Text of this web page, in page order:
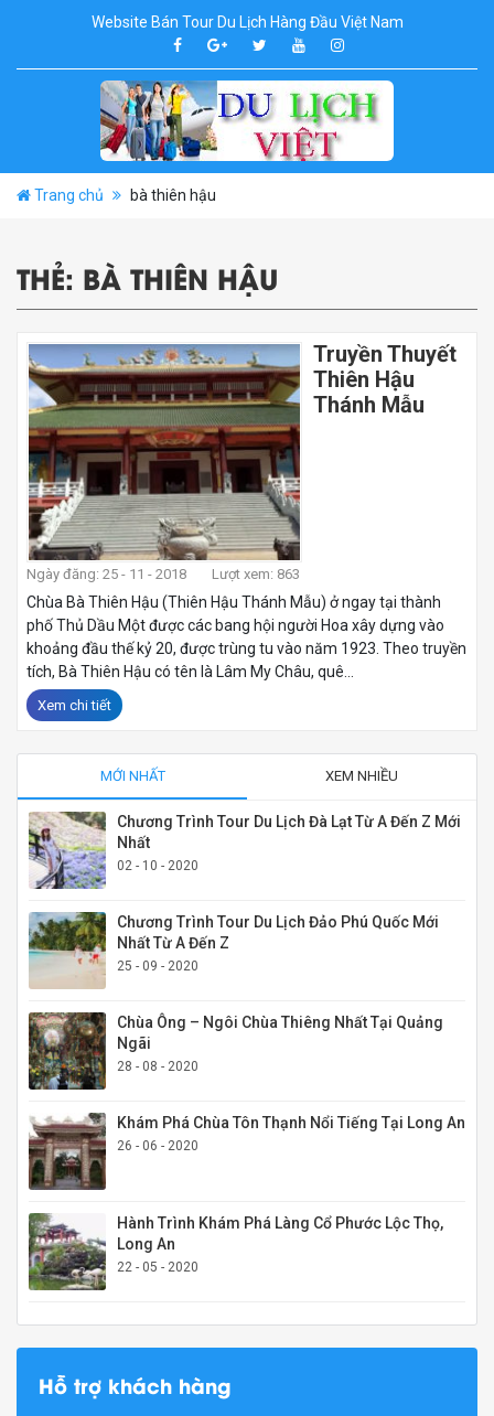
Website Bán Tour Du Lịch Hàng Đầu Việt Nam
Trang chủ bà thiên hậu
THẺ: BÀ THIÊN HẬU
Truyền Thuyết
Thiên Hậu
Thánh Mẫu
Ngày đăng: 25 - 11 - 2018 Lượt xem: 863
Chùa Bà Thiên Hậu (Thiên Hậu Thánh Mẫu) ở ngay tại thành
phố Thủ Dầu Một được các bang hội người Hoa xây dựng vào
khoảng đầu thế kỷ 20, được trùng tu vào năm 1923. Theo truyền
tích, Bà Thiên Hậu có tên là Lâm My Châu, quê...
Xem chi tiết
MỚI NHẤT XEM NHIỀU
Chương Trình Tour Du Lịch Đà Lạt Từ A Đến Z Mới
Nhất
02 - 10 - 2020
Chương Trình Tour Du Lịch Đảo Phú Quốc Mới
Nhất Từ A Đến Z
25 - 09 - 2020
Chùa Ông – Ngôi Chùa Thiêng Nhất Tại Quảng
Ngãi
28 - 08 - 2020
Khám Phá Chùa Tôn Thạnh Nổi Tiếng Tại Long An
26 - 06 - 2020
Hành Trình Khám Phá Làng Cổ Phước Lộc Thọ,
Long An
22 - 05 - 2020
Hỗ trợ khách hàng